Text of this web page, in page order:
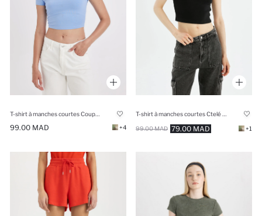
99.00 MAD +4 79.00 MAD
99.00 MAD +1